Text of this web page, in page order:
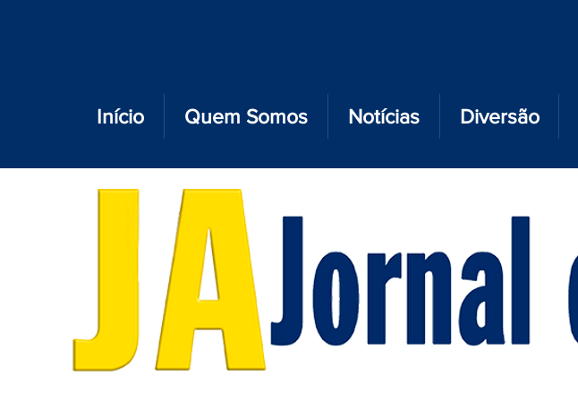
Início Quem Somos Notícias Diversão